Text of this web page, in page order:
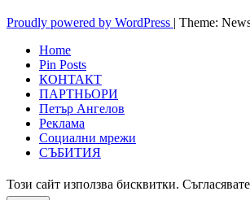
Proudly powered by WordPress | Theme:
Home
Pin Posts
КОНТАКТ
ПАРТНЬОРИ
Петър Ангелов
Реклама
Социални мрежи
СЪБИТИЯ
Този сайт използва бисквитки.